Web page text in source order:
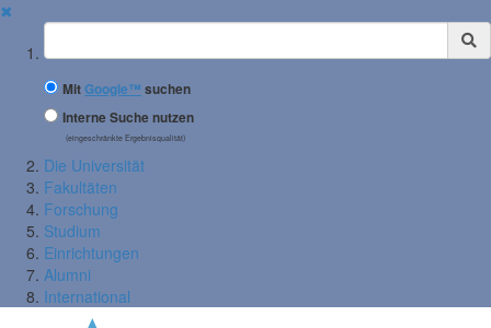
✖
Suchbegriff
MitGoogle™ suchen
Interne Suche nutzen
(eingeschränkte Ergebnisqualität)
Die Universität
Fakultäten
Forschung
Studium
Einrichtungen
Alumni
International